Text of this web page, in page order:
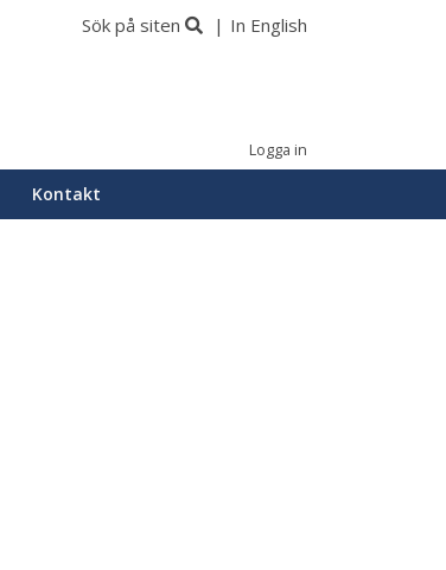
Sök på siten In English
Logga in
Kontakt